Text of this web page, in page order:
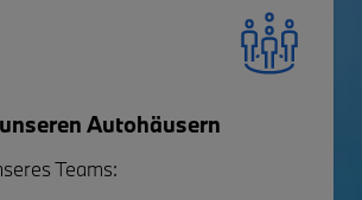
Autohäusern
Teams: